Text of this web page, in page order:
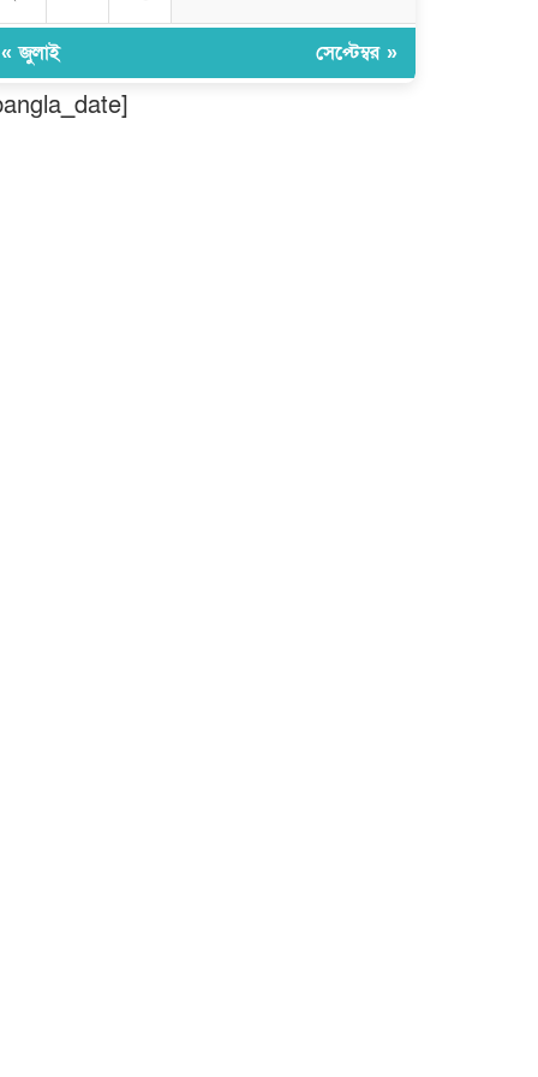
মুন্সীগঞ্জ লৌহজংয়ে শিক্ষার্থীদের নিয়ে
মাদকবিরোধী ক্যাম্পেইন
« জুলাই সেপ্টেম্বর »